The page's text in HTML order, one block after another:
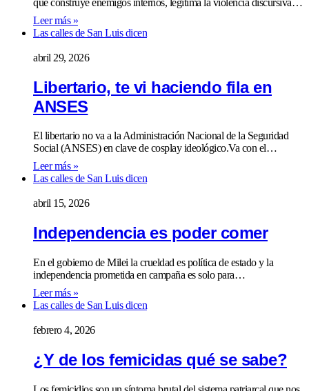
Leer más »
Las calles de San Luis dicen
abril 29, 2026
Libertario, te vi haciendo fila en
ANSES
El libertario no va a la Administración Nacional de la Seguridad
Social (ANSES) en clave de cosplay ideológico.Va con el…
Leer más »
Las calles de San Luis dicen
abril 15, 2026
Independencia es poder comer
En el gobierno de Milei la crueldad es política de estado y la
independencia prometida en campaña es solo para…
Leer más »
Las calles de San Luis dicen
febrero 4, 2026
¿Y de los femicidas qué se sabe?